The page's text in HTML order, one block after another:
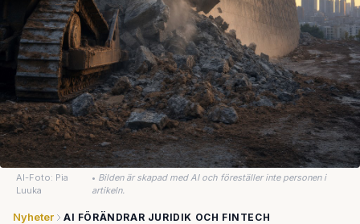
AI-Foto: Pia
Luuka
• Bilden är skapad med AI och föreställer inte personen i
artikeln.
Nyheter AI FÖRÄNDRAR JURIDIK OCH FINTECH